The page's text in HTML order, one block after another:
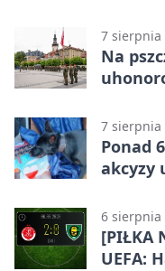
7 sierpnia
Na
7 sierpnia
Ponad
akcyzy
6 sierpnia
[PIŁKA
UEFA: